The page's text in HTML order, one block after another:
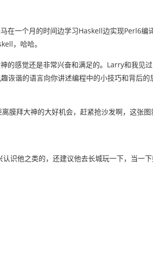
在一个月的时间边学习Haskell边实现Perl6编
，哈哈。
感觉还是非常兴奋和满足的。Larry和我见
诙谐的语言向你讲述编程中的小技巧和背后的
膜拜大神的大好机会，赶紧抢沙发啊，这张
识他之类的，还建议他去长城玩一下，当一